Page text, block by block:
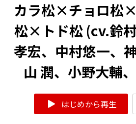
カラ松×チョロ松
松×トド松 (cv.鈴
孝宏、中村悠一、
山 潤、小野大輔
はじめから再生